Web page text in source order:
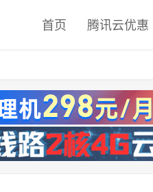
首页 腾讯云优惠